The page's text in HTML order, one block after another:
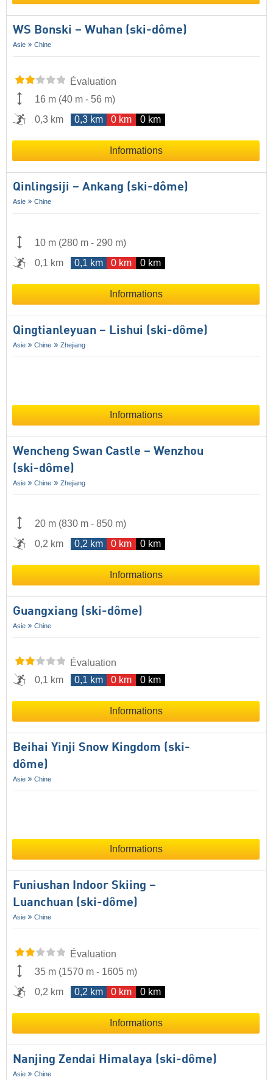
WS Bonski – Wuhan (ski-dôme)
Asie Chine
Évaluation
16 m (40 m - 56 m)
0,3 km
0,3 km 0 km 0 km
Informations
Qinlingsiji – Ankang (ski-dôme)
Asie Chine
10 m (280 m - 290 m)
0,1 km
0,1 km 0 km 0 km
Informations
Qingtianleyuan – Lishui (ski-dôme)
Asie Chine Zhejiang
Informations
Wencheng Swan Castle – Wenzhou
(ski-dôme)
Asie Chine Zhejiang
20 m (830 m - 850 m)
0,2 km
0,2 km 0 km 0 km
Informations
Guangxiang (ski-dôme)
Asie Chine
Évaluation
0,1 km
0,1 km 0 km 0 km
Informations
Beihai Yinji Snow Kingdom (ski-
dôme)
Asie Chine
Informations
Funiushan Indoor Skiing –
Luanchuan (ski-dôme)
Asie Chine
Évaluation
35 m (1570 m - 1605 m)
0,2 km
0,2 km 0 km 0 km
Informations
Nanjing Zendai Himalaya (ski-dôme)
Asie Chine